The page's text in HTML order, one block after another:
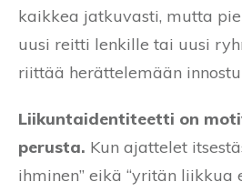
kaikkea jatkuvasti, mutta
uusi reitti lenkille tai uusi
riittää herättelemään
Liikuntaidentiteetti on
perusta. Kun ajattelet
ihminen” eikä “yritän liikkua